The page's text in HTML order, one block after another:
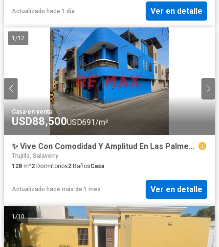
Actualizado hace 1 día Ver en detalle
1 /12
Casa·en venta
USD88,500USD691/m²
✨ Vive Con Comodidad Y Amplitud En Las Palmeras De Las Delicias – Moche ✨
Trujillo, Salaverry
128 m²2 Dormitorios2 BañosCasa
Actualizado hace más de 1 mes Ver en detalle
1/10